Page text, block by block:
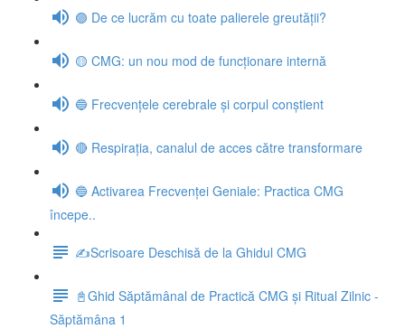
🟣 De ce lucrăm cu toate palierele greutății?
🟡 CMG: un nou mod de funcționare internă
🔵 Frecvențele cerebrale și corpul conștient
🔴 Respirația, canalul de acces către transformare
🔵 Activarea Frecvenței Geniale: Practica CMG
începe..
✍️Scrisoare Deschisă de la Ghidul CMG
📓Ghid Săptămânal de Practică CMG și Ritual Zilnic -
Săptămâna 1